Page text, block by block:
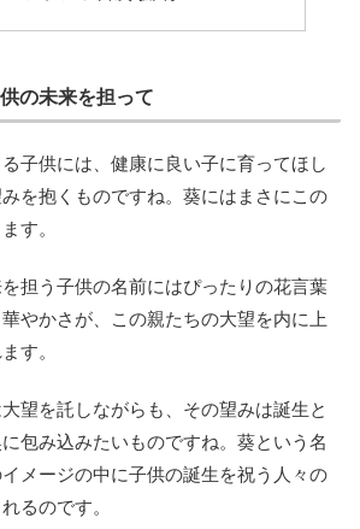
の未来を担って
子供には、健康に良い子に育ってほし
を抱くものですね。葵にはまさにこの
す。
担う子供の名前にはぴったりの花言葉
やかさが、この親たちの大望を内に上
す。
望を託しながらも、その望みは誕生と
包み込みたいものですね。葵という名
メージの中に子供の誕生を祝う人々の
るのです。